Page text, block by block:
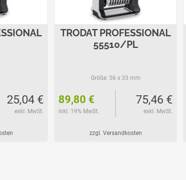
25,04 €
exkl. MwSt.
TRODAT PROFESSIONAL
55510/PL
Größe: 56 x 33 mm
89,80 €
inkl. 19% MwSt.
75,46 €
exkl. MwSt.
zzgl. Versandkosten